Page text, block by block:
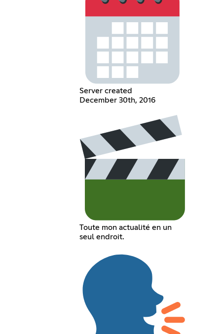
Server created
December 30th, 2016
Toute mon actualité en un
seul endroit.